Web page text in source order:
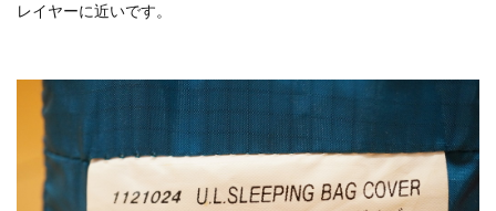
レイヤーに近いです。